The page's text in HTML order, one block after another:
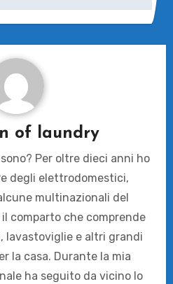
of laundry
Per oltre dieci anni ho
degli elettrodomestici,
multinazionali del
comparto che comprende
lavastoviglie e altri grandi
la casa. Durante la mia
ha seguito da vicino lo